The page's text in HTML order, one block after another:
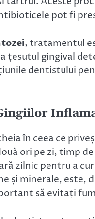
pot fi
, tratamentul
țesutul gingival
dentistului
în ceea ce
ori pe zi, timp
zilnic pentru a
și minerale, este,
să evitați